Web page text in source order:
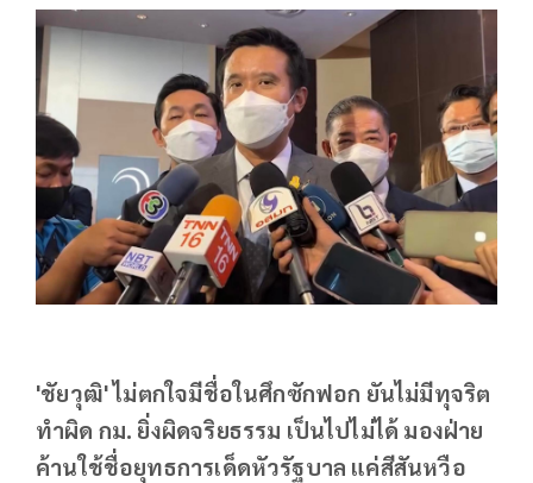
'ชัยวุฒิ' ไม่ตกใจมีชื่อในศึกซักฟอก ยันไม่มีทุจริต
ทำผิด กม. ยิ่งผิดจริยธรรม เป็นไปไม่ได้ มองฝ่าย
ค้านใช้ชื่อยุทธการเด็ดหัวรัฐบาล แค่สีสันหวือ